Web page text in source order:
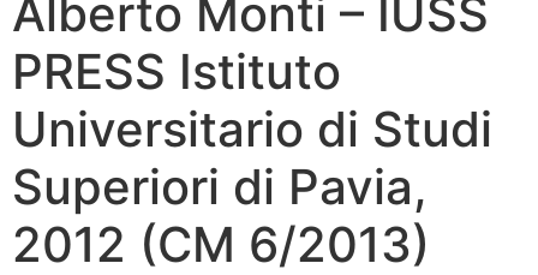
Alberto Monti – IUSS
PRESS Istituto
Universitario di Studi
Superiori di Pavia,
2012 (CM 6/2013)